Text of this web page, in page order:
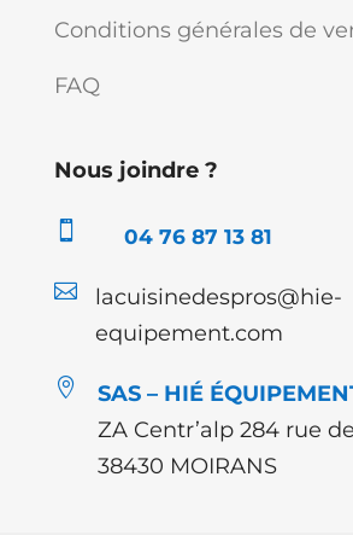
Conditions générales de
FAQ
Nous joindre ?
 04 76 87 13 81

lacuisinedespros@hie-
equipement.com

SAS – HIÉ
ZA Centr’alp 284 rue
38430 MOIRANS